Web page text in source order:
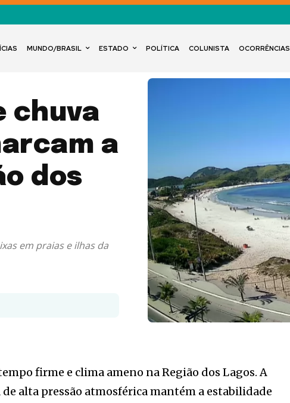
MUNDO/BRASIL ESTADO POLÍTICA COLUNISTA OCORRÊNCIAS
chuva
a
dos
em praias e ilhas da
firme e clima ameno na Região dos Lagos. A
alta pressão atmosférica mantém a estabilidade